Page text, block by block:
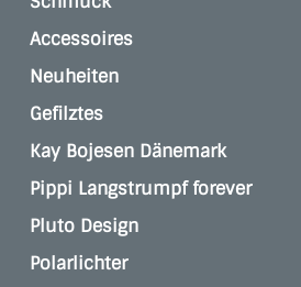
Accessoires
Neuheiten
Gefilztes
Kay Bojesen Dänemark
Pippi Langstrumpf forever
Pluto Design
Polarlichter